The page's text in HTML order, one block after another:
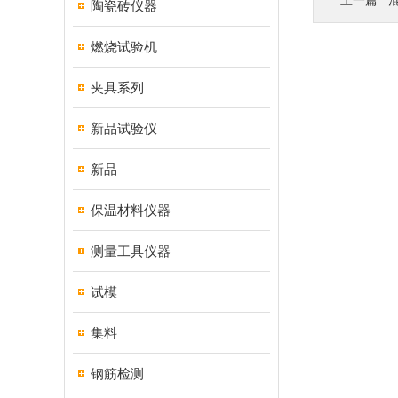
陶瓷砖仪器
燃烧试验机
夹具系列
新品试验仪
新品
保温材料仪器
测量工具仪器
试模
集料
钢筋检测